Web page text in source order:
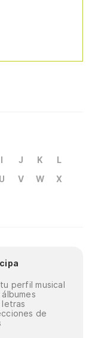
I J K
L
U V W
X
perfil musical
álbumes
letras
de